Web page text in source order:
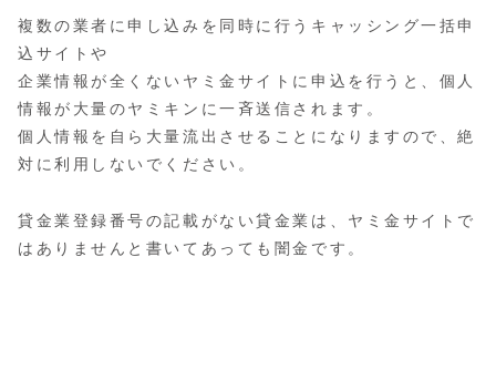
複数の業者に申し込みを同時に行うキャッシング一括申
込サイトや
企業情報が全くないヤミ金サイトに申込を行うと、個人
情報が大量のヤミキンに一斉送信されます。
個人情報を自ら大量流出させることになりますので、絶
対に利用しないでください。
貸金業登録番号の記載がない貸金業は、ヤミ金サイトで
はありませんと書いてあっても闇金です。